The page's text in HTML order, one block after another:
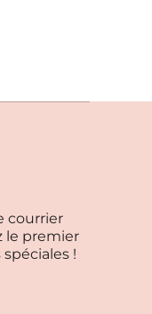
courrier
le premier
!